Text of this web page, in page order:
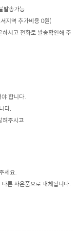
발송가능
지역 추가비용 0원)
시고 전화로 발송확인해 주
합니다.
다.
려주시고
세요.
른 사은품으로 대체됩니다.